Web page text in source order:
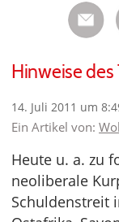
Hinweise des
14. Juli 2011 um
Ein Artikel von:
Heute u. a. zu
neoliberale
Schuldenstreit